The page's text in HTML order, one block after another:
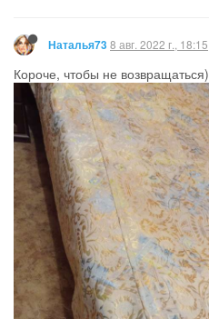
Наталья73 8 авг. 2022 г., 18:15
Короче, чтобы не возвращаться)